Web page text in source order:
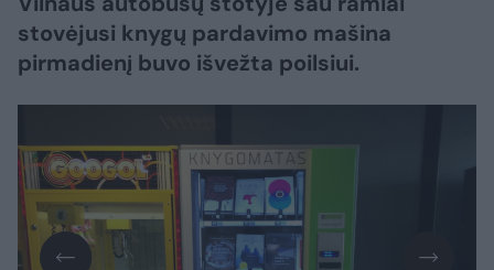
stovėjusi knygų pardavimo mašina
pirmadienį buvo išvežta poilsiui.